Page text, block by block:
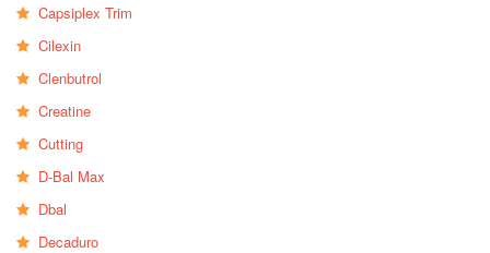
Capsiplex Trim
Cilexin
Clenbutrol
Creatine
Cutting
D-Bal Max
Dbal
Decaduro